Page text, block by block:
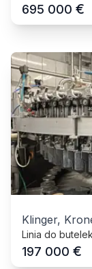
695 000 €
Klinger,
Linia do
197 000 €